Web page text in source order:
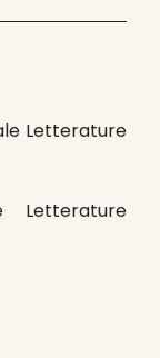
Letterature
Letterature